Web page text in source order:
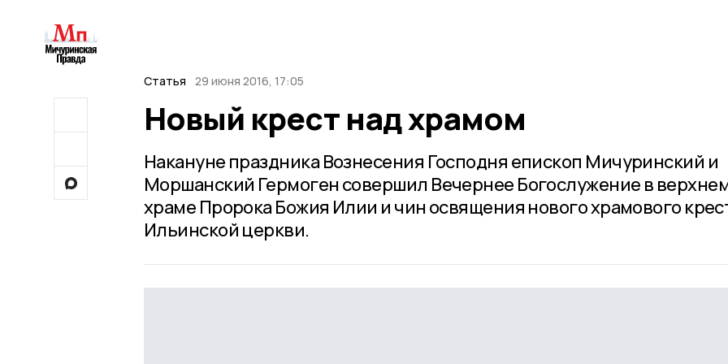
Статья 29 июня 2016, 17:05
Новый крест над храмом
Накануне праздника Вознесения Господня епископ Мичуринский и
Моршанский Гермоген совершил Вечернее Богослужение в
храме Пророка Божия Илии и чин освящения нового храмового
Ильинской церкви.